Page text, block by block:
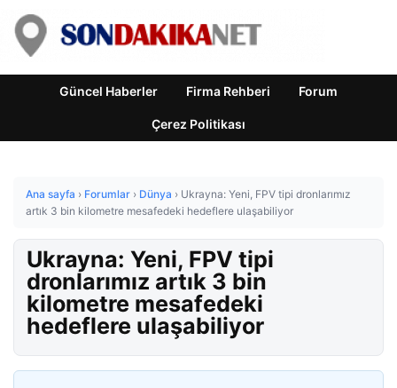
Güncel Haberler Firma Rehberi Forum
Çerez Politikası
Ana sayfa › Forumlar › Dünya › Ukrayna: Yeni, FPV tipi dronlarımız
artık 3 bin kilometre mesafedeki hedeflere ulaşabiliyor
Ukrayna: Yeni, FPV tipi
dronlarımız artık 3 bin
kilometre mesafedeki
hedeflere ulaşabiliyor